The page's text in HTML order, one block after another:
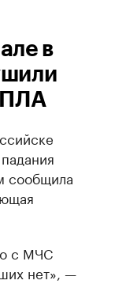
в
сообщила
с МЧС
нет», —